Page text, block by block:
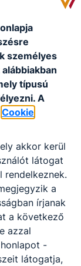
azok
és
személyes
alábbiakban
típusú
A
Cookie
akkor kerül
látogat
rendelkeznek.
a
írjanak
a következő
azzal
-
látogatja,